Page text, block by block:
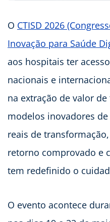
O CTISD 2026
Inovação para Saúde
aos hospitais ter
nacionais e
na extração de valor
modelos inovadores
reais de
retorno comprovado e
tem redefinido o
O evento acontece